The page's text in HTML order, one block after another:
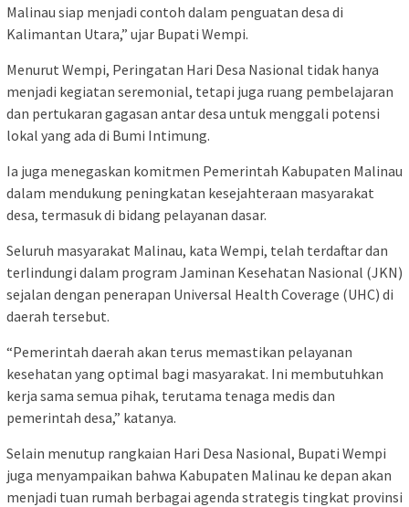
Malinau siap menjadi contoh dalam penguatan desa di
Kalimantan Utara,” ujar Bupati Wempi.
Menurut Wempi, Peringatan Hari Desa Nasional tidak hanya
menjadi kegiatan seremonial, tetapi juga ruang pembelajaran
dan pertukaran gagasan antar desa untuk menggali potensi
lokal yang ada di Bumi Intimung.
Ia juga menegaskan komitmen Pemerintah Kabupaten Malinau
dalam mendukung peningkatan kesejahteraan masyarakat
desa, termasuk di bidang pelayanan dasar.
Seluruh masyarakat Malinau, kata Wempi, telah terdaftar dan
terlindungi dalam program Jaminan Kesehatan Nasional (JKN)
sejalan dengan penerapan Universal Health Coverage (UHC) di
daerah tersebut.
“Pemerintah daerah akan terus memastikan pelayanan
kesehatan yang optimal bagi masyarakat. Ini membutuhkan
kerja sama semua pihak, terutama tenaga medis dan
pemerintah desa,” katanya.
Selain menutup rangkaian Hari Desa Nasional, Bupati Wempi
juga menyampaikan bahwa Kabupaten Malinau ke depan akan
menjadi tuan rumah berbagai agenda strategis tingkat provinsi